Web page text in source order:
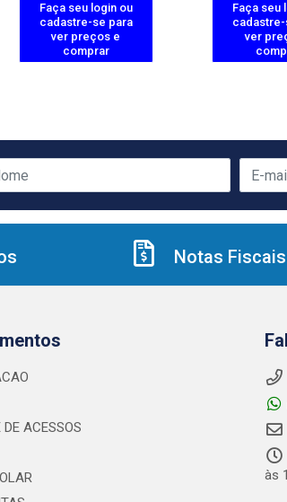
Faça seu login ou
cadastre-se para
ver preços e
comprar
Faça seu
ver
Notas Fiscais
ACESSOS
às